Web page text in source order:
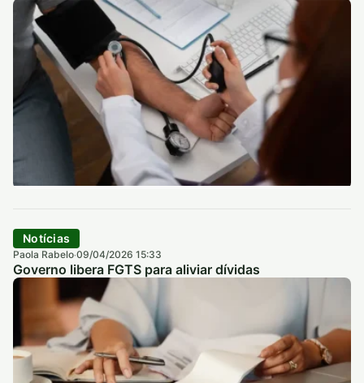
Notícias
Paola Rabelo·09/04/2026 15:33
Governo libera FGTS para aliviar dívidas